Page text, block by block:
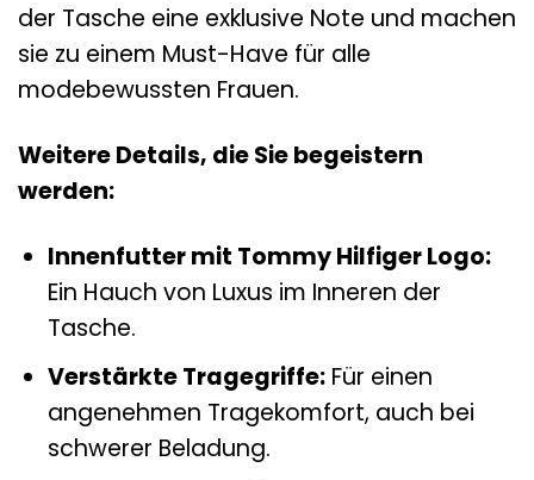
der Tasche eine exklusive Note und machen
sie zu einem Must-Have für alle
modebewussten Frauen.
Weitere Details, die Sie begeistern
werden:
Innenfutter mit Tommy Hilfiger Logo:
Ein Hauch von Luxus im Inneren der
Tasche.
Verstärkte Tragegriffe:Für einen
angenehmen Tragekomfort, auch bei
schwerer Beladung.